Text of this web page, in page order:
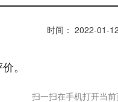
时间： 2022-01-
。
扫一扫在手机打开当